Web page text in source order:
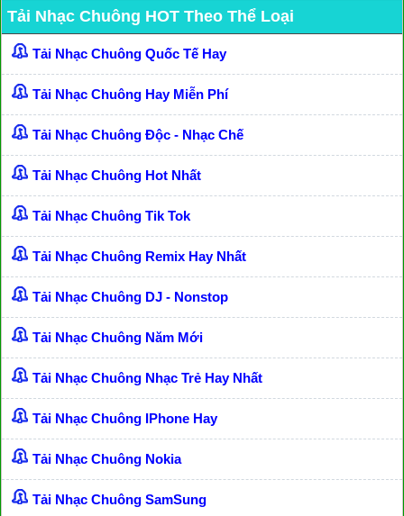
Tải Nhạc Chuông HOT Theo Thể Loại
Tải Nhạc Chuông Quốc Tế Hay
Tải Nhạc Chuông Hay Miễn Phí
Tải Nhạc Chuông Độc - Nhạc Chế
Tải Nhạc Chuông Hot Nhất
Tải Nhạc Chuông Tik Tok
Tải Nhạc Chuông Remix Hay Nhất
Tải Nhạc Chuông DJ - Nonstop
Tải Nhạc Chuông Năm Mới
Tải Nhạc Chuông Nhạc Trẻ Hay Nhất
Tải Nhạc Chuông IPhone Hay
Tải Nhạc Chuông Nokia
Tải Nhạc Chuông SamSung